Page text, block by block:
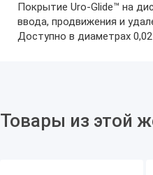
Покрытие Uro-Glide™ на
ввода, продвижения и
Доступно в диаметрах
Товары из этой